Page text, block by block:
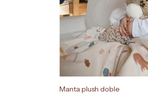
Manta plush doble